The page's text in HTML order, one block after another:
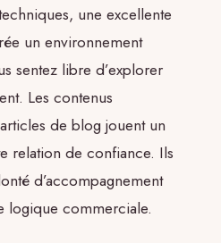
une excellente
un environnement
sentez libre d’explorer
Les contenus
de blog jouent un
relation de confiance. Ils
d’accompagnement
logique commerciale.